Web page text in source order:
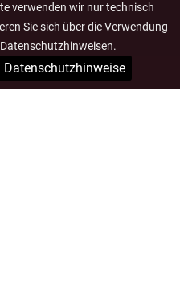
verwenden wir nur technisch
Sie sich über die Verwendung
Datenschutzhinweise